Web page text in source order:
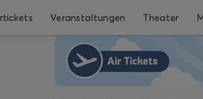
Veranstaltungen Theater